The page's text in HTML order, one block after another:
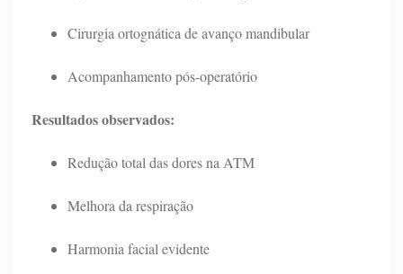
Cirurgia ortognática de avanço mandibular
Acompanhamento pós-operatório
Resultados observados:
Redução total das dores na ATM
Melhora da respiração
Harmonia facial evidente